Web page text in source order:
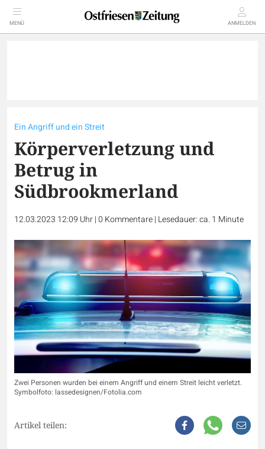
MENÜ ANMELDEN
Ein Angriff und ein Streit
Körperverletzung und
Betrug in
Südbrookmerland
12.03.2023 12:09 Uhr|0 Kommentare| Lesedauer: ca. 1 Minute
Zwei Personen wurden bei einem Angriff und einem Streit leicht verletzt.
Symbolfoto: lassedesignen/Fotolia.com
Artikel teilen: